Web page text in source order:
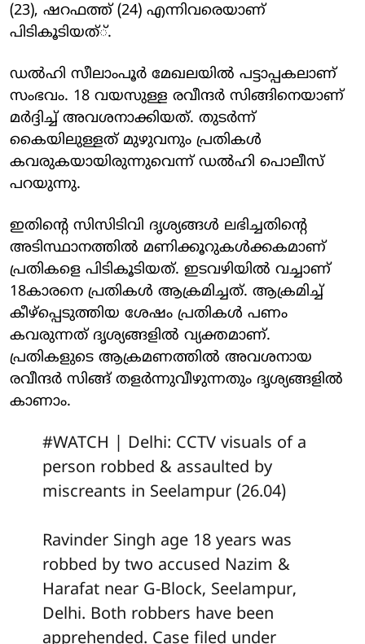
(23), ഷറഫത്ത് (24) എന്നിവരെയാണ്
പിടികൂടിയത്്.
ഡല്‍ഹി സീലാംപൂര്‍ മേഖലയില്‍ പട്ടാപ്പകലാണ്
സംഭവം. 18 വയസുള്ള രവീന്ദര്‍ സിങ്ങിനെയാണ്
മര്‍ദ്ദിച്ച് അവശനാക്കിയത്. തുടര്‍ന്ന്
കൈയിലുള്ളത് മുഴുവനും പ്രതികള്‍
കവരുകയായിരുന്നുവെന്ന് ഡല്‍ഹി പൊലീസ്
പറയുന്നു.
ഇതിന്റെ സിസിടിവി ദൃശ്യങ്ങള്‍ ലഭിച്ചതിന്റെ
അടിസ്ഥാനത്തില്‍ മണിക്കൂറുകള്‍ക്കകമാണ്
പ്രതികളെ പിടികൂടിയത്. ഇടവഴിയില്‍ വച്ചാണ്
18കാരനെ പ്രതികള്‍ ആക്രമിച്ചത്. ആക്രമിച്ച്
കീഴ്‌പ്പെടുത്തിയ ശേഷം പ്രതികള്‍ പണം
കവരുന്നത് ദൃശ്യങ്ങളില്‍ വ്യക്തമാണ്.
പ്രതികളുടെ ആക്രമണത്തില്‍ അവശനായ
രവീന്ദര്‍ സിങ്ങ് തളര്‍ന്നുവീഴുന്നതും ദൃശ്യങ്ങളില്‍
കാണാം.
#WATCH | Delhi: CCTV visuals of a
person robbed & assaulted by
miscreants in Seelampur (26.04)
Ravinder Singh age 18 years was
robbed by two accused Nazim &
Harafat near G-Block, Seelampur,
Delhi. Both robbers have been
apprehended. Case filed under